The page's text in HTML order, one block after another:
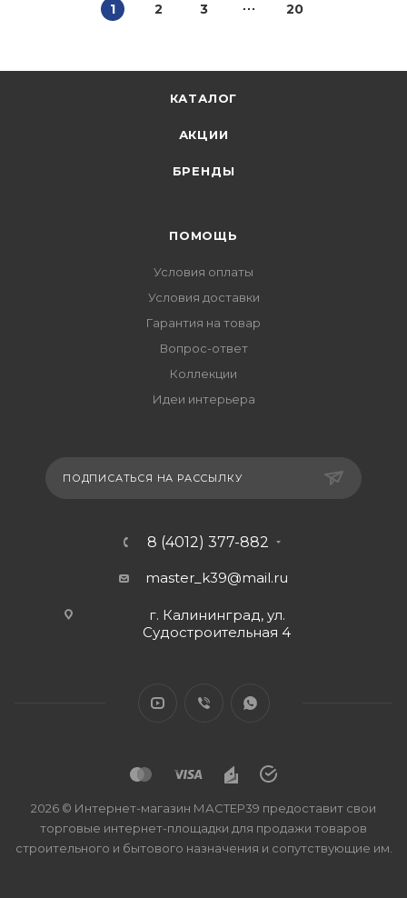
1 2 3 20
КАТАЛОГ
АКЦИИ
БРЕНДЫ
ПОМОЩЬ
Условия оплаты
Условия доставки
Гарантия на товар
Вопрос-ответ
Коллекции
Идеи интерьера
ПОДПИСАТЬСЯ НА РАССЫЛКУ
8 (4012) 377-882
master_k39@mail.ru
г. Калининград, ул.
Судостроительная 4
2026 © Интернет-магазин МАСТЕР39 предоставит свои
торговые интернет-площадки для продажи товаров
строительного и бытового назначения и сопутствующие им.